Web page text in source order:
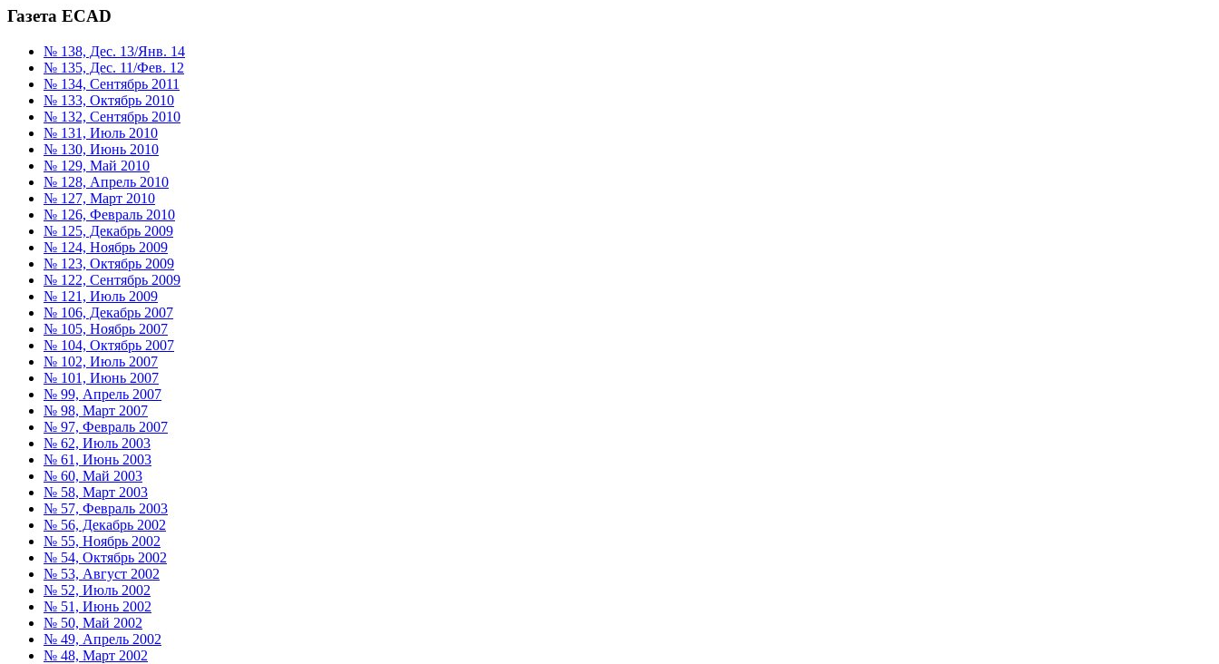
Газета ECAD
№ 138, Дес. 13/Янв. 14
№ 135, Дес. 11/Фев. 12
№ 134, Сентябрь 2011
№ 133, Октябрь 2010
№ 132, Сентябрь 2010
№ 131, Июль 2010
№ 130, Июнь 2010
№ 129, Май 2010
№ 128, Апрель 2010
№ 127, Март 2010
№ 126, Февраль 2010
№ 125, Декабрь 2009
№ 124, Ноябрь 2009
№ 123, Октябрь 2009
№ 122, Сентябрь 2009
№ 121, Июль 2009
№ 106, Декабрь 2007
№ 105, Ноябрь 2007
№ 104, Октябрь 2007
№ 102, Июль 2007
№ 101, Июнь 2007
№ 99, Апрель 2007
№ 98, Март 2007
№ 97, Февраль 2007
№ 62, Июль 2003
№ 61, Июнь 2003
№ 60, Май 2003
№ 58, Март 2003
№ 57, Февраль 2003
№ 56, Декабрь 2002
№ 55, Ноябрь 2002
№ 54, Октябрь 2002
№ 53, Август 2002
№ 52, Июль 2002
№ 51, Июнь 2002
№ 50, Май 2002
№ 49, Апрель 2002
№ 48, Март 2002